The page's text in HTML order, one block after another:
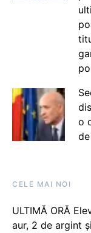
o
CELE MAI NOI
ULTIMĂ ORĂ
aur, 2 de argint